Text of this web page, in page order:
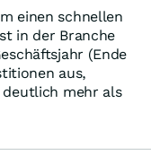
einen schnellen
in der Branche
(Ende
aus,
deutlich mehr als